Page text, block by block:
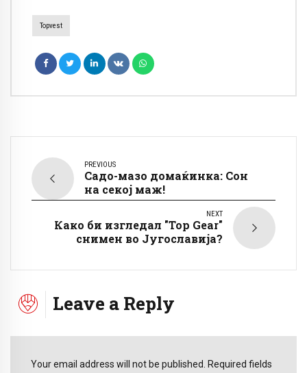
Topvest
PREVIOUS
Садо-мазо домаќинка: Сон
на секој маж!
NEXT
Како би изгледал "Top Gear"
снимен во Југославија?
Leave a Reply
Your email address will not be published. Required fields